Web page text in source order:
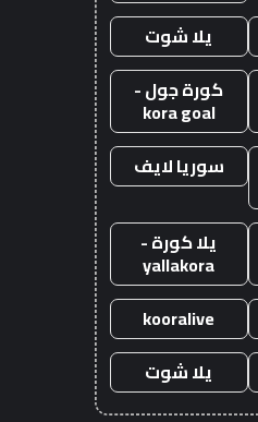
يلا شوت
كورة جول -
kora goal
سوريا لايف
يلا كورة -
yallakora
kooralive
يلا شوت